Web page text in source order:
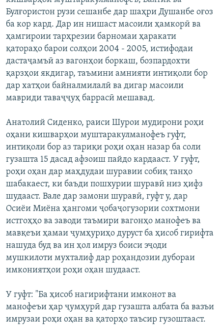
ГУЗОРИШҲОИ РАДИОӢ
Русский
ПАЙГИРӢ КУНЕД
Булғористон рузи сешанбе дар шаҳри Душанбе оғоз
ба кор кард. Дар ин нишаст масоили ҳамкорӣ ва
ҳамгироии тарҳрезии барномаи ҳаракати
қатораҳо барои солҳои 2004 - 2005, истифодаи
дастаҷамъӣ аз вагонҳои боркаш, бозпардохти
қарзҳои якдигар, таъмини амнияти интиқоли бор
дар хатҳои байналмилалӣ ва дигар масоили
мавриди таваҷҷуҳ баррасӣ мешавад.
Анатолий Сиденко, раиси Шурои мудирони роҳи
оҳани кишварҳои муштаракулманофеъ гуфт,
интиқоли бор аз тариқи роҳи оҳан назар ба соли
гузашта 15 дасад афзоиш пайдо кардааст. У гуфт,
роҳи оҳан дар маҳдудаи шуравии собиқ танҳо
шабакаест, ки баъди пошхурии шуравӣ низ ҳифз
шудааст. Вале дар замони шуравӣ, гуфт у, дар
Осиёи Миёна ҳангоми ҷобаҷогузории сохтмони
истгоҳҳо ва заводи таъмири вагонҳо манофеъ ва
мавқеъи ҳамаи ҷумҳуриҳо дуруст ба ҳисоб гирифта
нашуда буд ва ин ҳол имруз боиси эҷоди
мушкилоти мухталиф дар роҳандозии дубораи
имкониятҳои роҳи оҳан шудааст.
У гуфт: "Ба ҳисоб нагирифтани имконот ва
манофеъи ҳар ҷумҳурӣ дар гузашта албата ба вазъи
имрузаи роҳи оҳан ва қаторҳо таъсир гузоштааст.